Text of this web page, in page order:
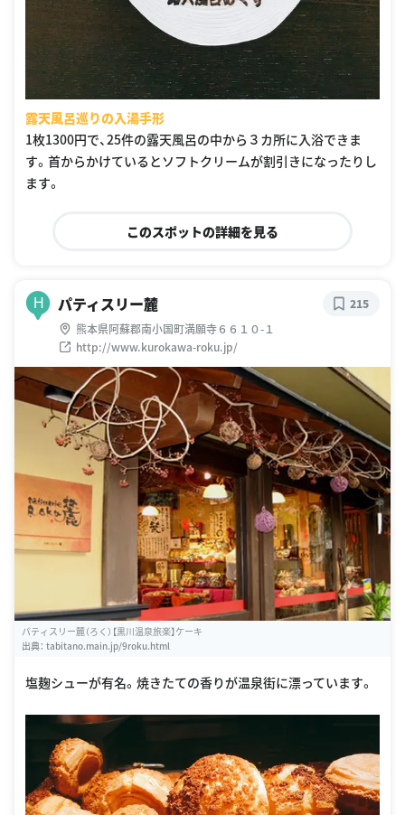
露天風呂巡りの入湯手形
1枚1300円で、25件の露天風呂の中から３カ所に入浴できま
す。首からかけているとソフトクリームが割引きになったりし
ます。
このスポットの詳細を見る
H パティスリー麓
熊本県阿蘇郡南小国町満願寺６６１０-１
http://www.kurokawa-roku.jp/
215
パティスリー麓（ろく）【黒川温泉旅楽】ケーキ
出典： tabitano.main.jp/9roku.html
塩麹シューが有名。焼きたての香りが温泉街に漂っています。